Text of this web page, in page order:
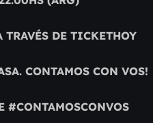
DE TICKETHOY
CONTAMOS CON VOS!
#CONTAMOSCONVOS